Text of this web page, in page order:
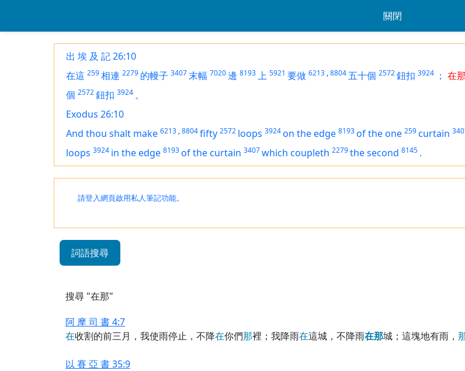
關閉
出 埃 及 記 26:10
在這 259相連 2279 的幔子 3407末幅 7020邊 8193上 5921 要做 6213 ,8804五十個 2572鈕扣 3924 ； 在那
個 2572鈕扣 3924 。
Exodus 26:10
And thou shalt make 6213 ,8804fifty 2572 loops 3924on the edge 8193of the one 259curtain
loops 3924 in the edge 8193of the curtain 3407which coupleth 2279the second 8145 .
請登入網頁啟用私人筆記功能。
詞語搜尋
搜尋 "在那"
阿 摩 司 書 4:7
在收割的前三月，我使雨停止，不降在你們那裡；我降雨在這城，不降雨在那城；這塊地有雨，
以 賽 亞 書 35:9